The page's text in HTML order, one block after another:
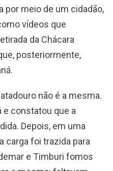
por meio de um cidadão,
vídeos que
da Chácara
posteriormente,
não é a mesma.
e constatou que a
Depois, em uma
carga foi trazida para
e Timburi fomos